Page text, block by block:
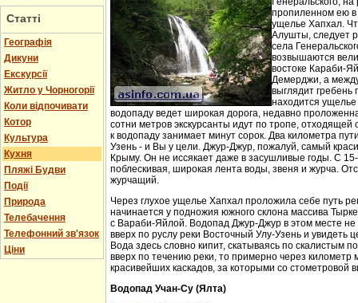
Статті
Географія
Дикуни
Екскурсії
Житло у Чорногорії
Коли відпочивати
Котор
Культура
Кухня
Пляжі Будви
Події
Природа
Телебачення
Телефонний зв'язок
Ціни
пропиленном ею в
ущелье Хапхал.
Алушты, следует
села
возвышаются
востоке Караби-
Демерджи, а
выглядит гребень
находится
водопаду ведет широкая дорога, недавно
сотни метров экскурсанты идут по тропе, отходящей
к водопаду занимает минут сорок. Два километра
Узень - и Вы у цели. Джур-Джур, пожалуй, самый
Крыму. Он не иссякает даже в засушливые годы. С
поблескивая, широкая лента воды, звеня и журча.
журчащий.
Через глухое ущелье Хапхал проложила себе путь
начинается у подножия южного склона массива
с Вараби-Яйлой. Водопад Джур-Джур в этом месте
вверх по руслу реки Восточный Улу-Узень и увидеть
Вода здесь словно кипит, скатываясь по скалистым
вверх по течению реки, то примерно через километр
красивейших каскадов, за которыми со стометровой
Водопад Учан-Су (Ялта)